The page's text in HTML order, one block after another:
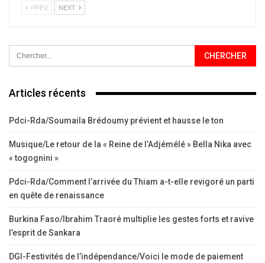
PREV NEXT
Articles récents
Pdci-Rda/Soumaila Brédoumy prévient et hausse le ton
Musique/Le retour de la « Reine de l’Adjémélé » Bella Nika avec
« togognini »
Pdci-Rda/Comment l’arrivée du Thiam a-t-elle revigoré un parti
en quête de renaissance
Burkina Faso/Ibrahim Traoré multiplie les gestes forts et ravive
l’esprit de Sankara
DGI-Festivités de l’indépendance/Voici le mode de paiement